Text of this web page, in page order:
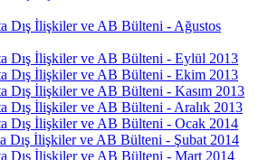
Dış İlişkiler ve AB Bülteni - Ağustos
Dış İlişkiler ve AB Bülteni - Eylül 2013
Dış İlişkiler ve AB Bülteni - Ekim 2013
Dış İlişkiler ve AB Bülteni - Kasım 2013
Dış İlişkiler ve AB Bülteni - Aralık 2013
Dış İlişkiler ve AB Bülteni - Ocak 2014
Dış İlişkiler ve AB Bülteni - Şubat 2014
Dış İlişkiler ve AB Bülteni - Mart 2014